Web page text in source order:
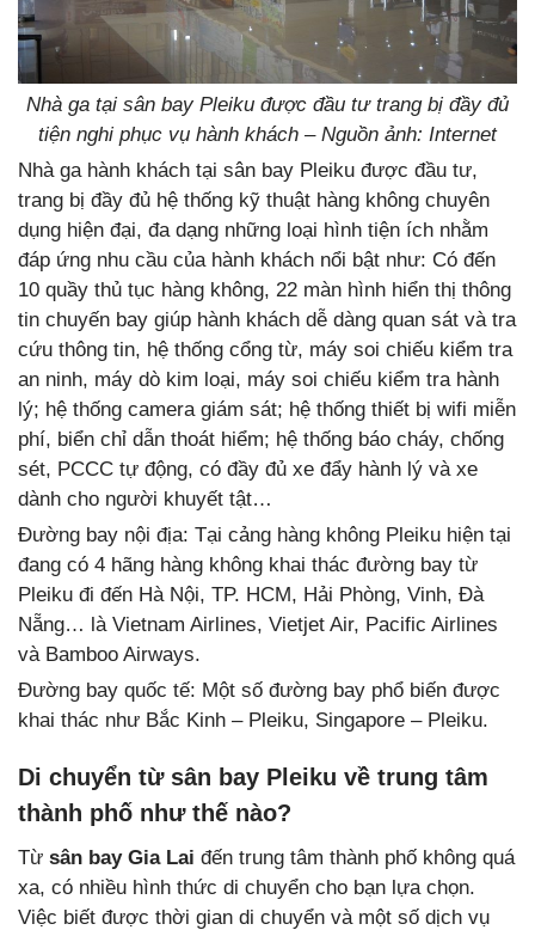
Nhà ga tại sân bay Pleiku được đầu tư trang bị đầy đủ
tiện nghi phục vụ hành khách – Nguồn ảnh: Internet
Nhà ga hành khách tại sân bay Pleiku được đầu tư,
trang bị đầy đủ hệ thống kỹ thuật hàng không chuyên
dụng hiện đại, đa dạng những loại hình tiện ích nhằm
đáp ứng nhu cầu của hành khách nổi bật như: Có đến
10 quầy thủ tục hàng không, 22 màn hình hiển thị thông
tin chuyến bay giúp hành khách dễ dàng quan sát và tra
cứu thông tin, hệ thống cổng từ, máy soi chiếu kiểm tra
an ninh, máy dò kim loại, máy soi chiếu kiểm tra hành
lý; hệ thống camera giám sát; hệ thống thiết bị wifi miễn
phí, biển chỉ dẫn thoát hiểm; hệ thống báo cháy, chống
sét, PCCC tự động, có đầy đủ xe đẩy hành lý và xe
dành cho người khuyết tật…
Đường bay nội địa: Tại cảng hàng không Pleiku hiện tại
đang có 4 hãng hàng không khai thác đường bay từ
Pleiku đi đến Hà Nội, TP. HCM, Hải Phòng, Vinh, Đà
Nẵng… là Vietnam Airlines, Vietjet Air, Pacific Airlines
và Bamboo Airways.
Đường bay quốc tế: Một số đường bay phổ biến được
khai thác như Bắc Kinh – Pleiku, Singapore – Pleiku.
Di chuyển từ sân bay Pleiku về trung tâm
thành phố như thế nào?
Từ sân bay Gia Lai đến trung tâm thành phố không quá
xa, có nhiều hình thức di chuyển cho bạn lựa chọn.
Việc biết được thời gian di chuyển và một số dịch vụ